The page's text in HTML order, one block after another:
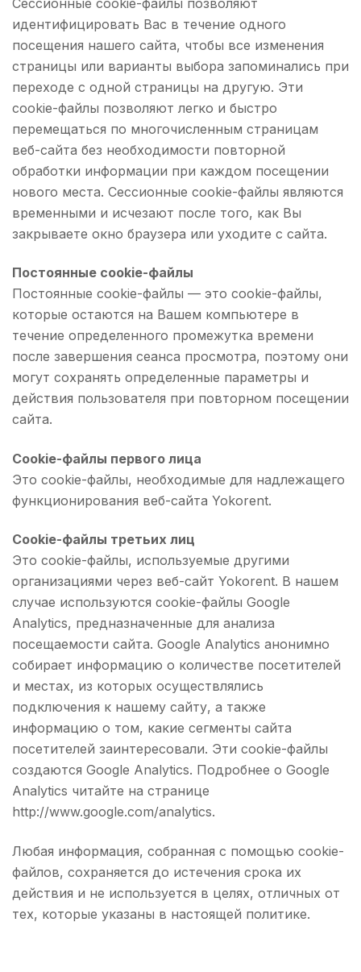
Сессионные cookie-файлы позволяют
идентифицировать Вас в течение одного
посещения нашего сайта, чтобы все изменения
страницы или варианты выбора запоминались при
переходе с одной страницы на другую. Эти
cookie-файлы позволяют легко и быстро
перемещаться по многочисленным страницам
веб-сайта без необходимости повторной
обработки информации при каждом посещении
нового места. Сессионные cookie-файлы являются
временными и исчезают после того, как Вы
закрываете окно браузера или уходите с сайта.
Постоянные cookie-файлы
Постоянные cookie-файлы — это cookie-файлы,
которые остаются на Вашем компьютере в
течение определенного промежутка времени
после завершения сеанса просмотра, поэтому они
могут сохранять определенные параметры и
действия пользователя при повторном посещении
сайта.
Cookie-файлы первого лица
Это cookie-файлы, необходимые для надлежащего
функционирования веб-сайта Yokorent.
Cookie-файлы третьих лиц
Это cookie-файлы, используемые другими
организациями через веб-сайт Yokorent. В нашем
случае используются cookie-файлы Google
Analytics, предназначенные для анализа
посещаемости сайта. Google Analytics анонимно
собирает информацию о количестве посетителей
и местах, из которых осуществлялись
подключения к нашему сайту, а также
информацию о том, какие сегменты сайта
посетителей заинтересовали. Эти cookie-файлы
создаются Google Analytics. Подробнее о Google
Analytics читайте на странице
http://www.google.com/analytics.
Любая информация, собранная с помощью cookie-
файлов, сохраняется до истечения срока их
действия и не используется в целях, отличных от
тех, которые указаны в настоящей политике.